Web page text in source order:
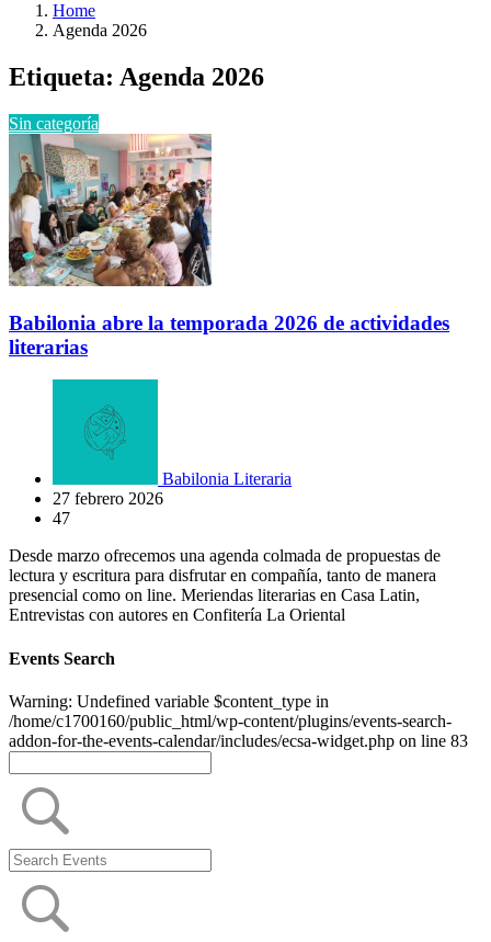
Home
Agenda 2026
Etiqueta: Agenda 2026
Sin categoría
Babilonia abre la temporada 2026 de actividades
literarias
Babilonia Literaria
27 febrero 2026
47
Desde marzo ofrecemos una agenda colmada de propuestas de
lectura y escritura para disfrutar en compañía, tanto de manera
presencial como on line. Meriendas literarias en Casa Latin,
Entrevistas con autores en Confitería La Oriental
Events Search
Warning: Undefined variable $content_type in
/home/c1700160/public_html/wp-content/plugins/events-search-
addon-for-the-events-calendar/includes/ecsa-widget.php on line 83